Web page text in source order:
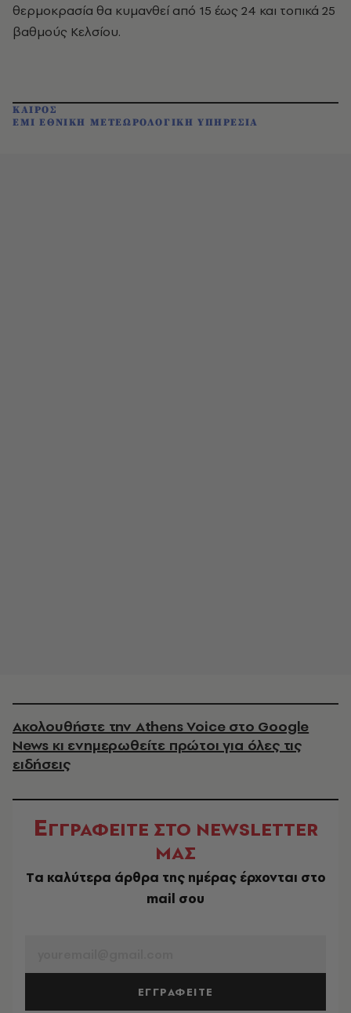
θερμοκρασία θα κυμανθεί από 15 έως 24 και τοπικά 25
βαθμούς Κελσίου.
ΚΑΙΡΟΣ
ΕΜΙ ΕΘΝΙΚΗ ΜΕΤΕΩΡΟΛΟΓΙΚΗ ΥΠΗΡΕΣΙΑ
Ακολουθήστε την Athens Voice στο Google
News κι ενημερωθείτε πρώτοι για όλες τις
ειδήσεις
ΕΓΓΡΑΦΕΙΤΕ ΣΤΟ NEWSLETTER
ΜΑΣ
Tα καλύτερα άρθρα της ημέρας έρχονται στο
mail σου
ΕΓΓΡΑΦΕΙΤΕ